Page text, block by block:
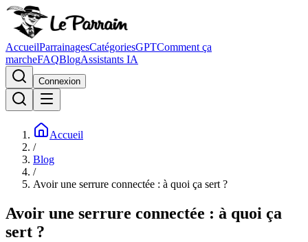
AccueilParrainagesCatégoriesGPTComment ça
marcheFAQBlogAssistants IA
Connexion
Accueil
/
Blog
/
Avoir une serrure connectée : à quoi ça sert ?
Avoir une serrure connectée : à quoi ça
sert ?